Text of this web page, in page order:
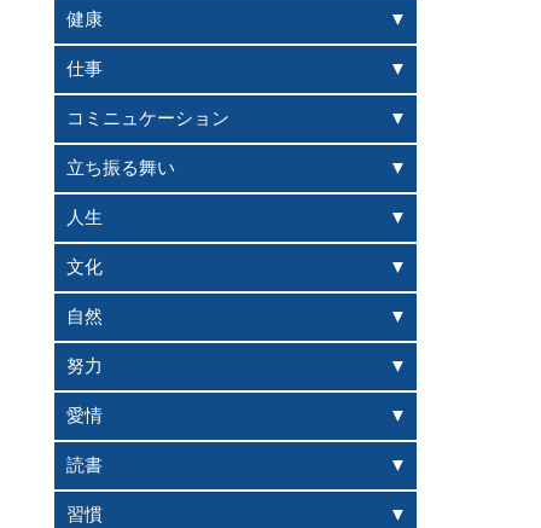
健康
仕事
コミニュケーション
立ち振る舞い
人生
文化
自然
努力
愛情
読書
習慣